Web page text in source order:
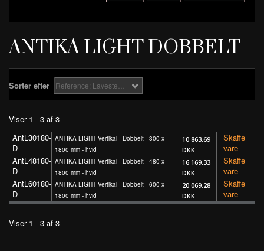
ANTIKA LIGHT DOBBELT
Sorter efter
Viser 1 - 3 af 3
AntL30180-
D
ANTIKA LIGHT Vertikal - Dobbelt - 300 x
1800 mm - hvid
10 863,69
DKK
Skaffe
vare
AntL48180-
D
ANTIKA LIGHT Vertikal - Dobbelt - 480 x
1800 mm - hvid
16 169,33
DKK
Skaffe
vare
AntL60180-
D
ANTIKA LIGHT Vertikal - Dobbelt - 600 x
1800 mm - hvid
20 069,28
DKK
Skaffe
vare
Viser 1 - 3 af 3